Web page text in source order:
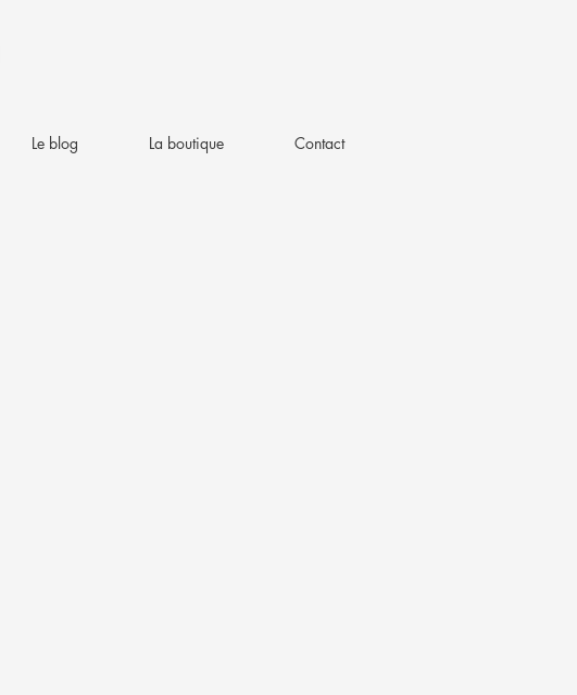
Le blog La boutique Contact